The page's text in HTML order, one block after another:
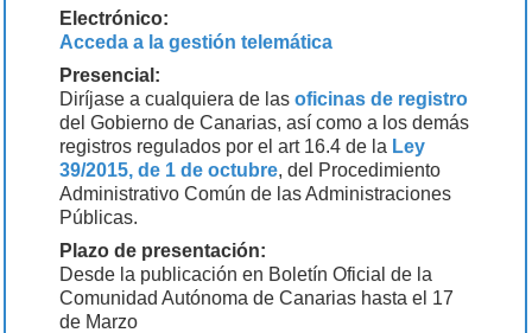
Electrónico:
Acceda a la gestión telemática
Presencial:
Diríjase a cualquiera de lasoficinas de registro
del Gobierno de Canarias, así como a los demás
registros regulados por el art 16.4 de la Ley
39/2015, de 1 de octubre, del Procedimiento
Administrativo Común de las Administraciones
Públicas.
Plazo de presentación:
Desde la publicación en Boletín Oficial de la
Comunidad Autónoma de Canarias hasta el 17
de Marzo